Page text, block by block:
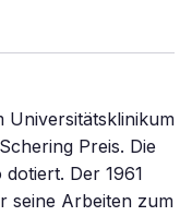
Preis. Die
Der 1961
seine Arbeiten zum